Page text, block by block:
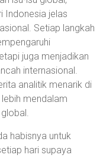
Indonesia jelas
Setiap langkah
juga menjadikan
internasional.
analitik menarik di
mendalam
habisnya untuk
hari supaya